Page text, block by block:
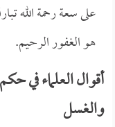
على سعة رحمة الله
هو الغفور الرحيم.
أقوال العلماء في
والغسل